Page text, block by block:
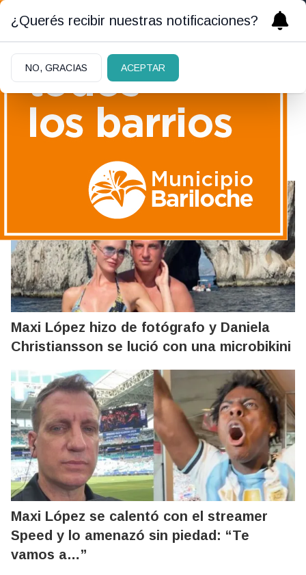
Maxi López hizo de fotógrafo y Daniela
Christiansson se lució con una microbikini
Maxi López se calentó con el streamer
Speed y lo amenazó sin piedad: “Te
vamos a…”
¿Querés recibir nuestras notificaciones?
NO, GRACIAS ACEPTAR